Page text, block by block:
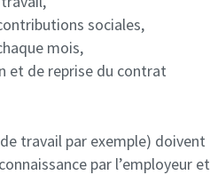
sociales,
mois,
et de reprise du contrat
travail par exemple) doivent
par l’employeur et